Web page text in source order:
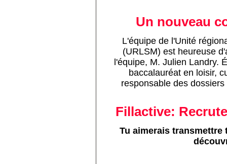
Un nouveau
L'équipe de l'Unité
(URLSM) est heureuse
l'équipe, M. Julien Landry.
baccalauréat en loisir,
responsable des dossiers
Fillactive:
Tu aimerais